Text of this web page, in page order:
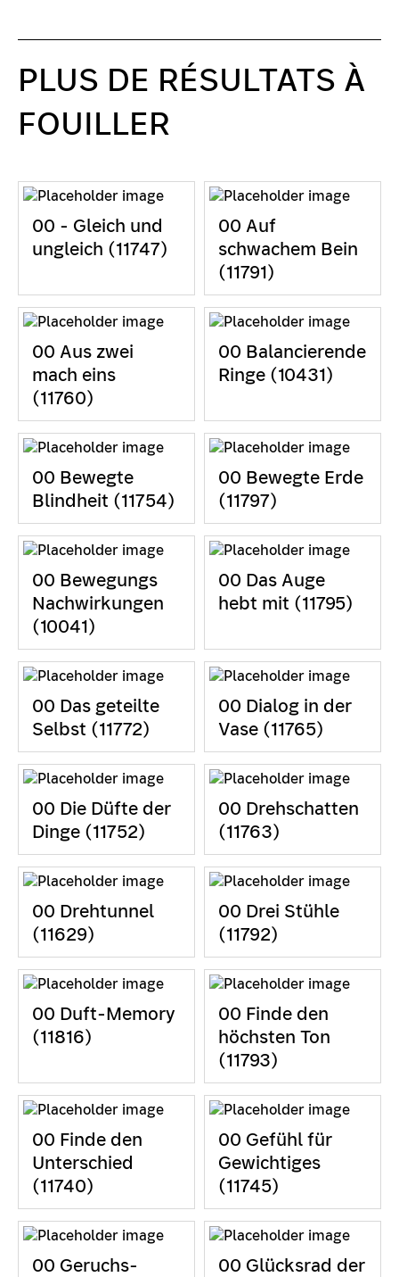
PLUS DE RÉSULTATS À
FOUILLER
00 - Gleich und
ungleich (11747)
00 Auf
schwachem Bein
(11791)
00 Aus zwei
mach eins
(11760)
00 Balancierende
Ringe (10431)
00 Bewegte
Blindheit (11754)
00 Bewegte Erde
(11797)
00 Bewegungs
Nachwirkungen
(10041)
00 Das Auge
hebt mit (11795)
00 Das geteilte
Selbst (11772)
00 Dialog in der
Vase (11765)
00 Die Düfte der
Dinge (11752)
00 Drehschatten
(11763)
00 Drehtunnel
(11629)
00 Drei Stühle
(11792)
00 Duft-Memory
(11816)
00 Finde den
höchsten Ton
(11793)
00 Finde den
Unterschied
(11740)
00 Gefühl für
Gewichtiges
(11745)
00 Geruchs-
00 Glücksrad der